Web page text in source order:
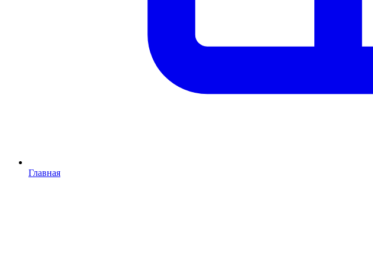
Главная